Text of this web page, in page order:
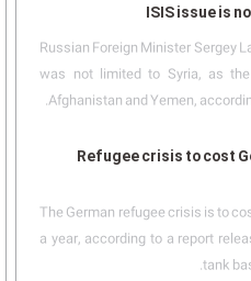
ISIS issue is
Russian Foreign Minister Sergey
was not limited to Syria, as
Afghanistan and Yemen,
Refugee crisis to cost
The German refugee crisis is to
a year, according to a report
tank